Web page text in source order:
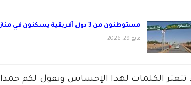
مستوطنون من 3 دول أفريقية يسكنون في منازل…
مايو 29, 2026
تتعثر الكلمات لهذا الإحساس ونقول لكم حمدا